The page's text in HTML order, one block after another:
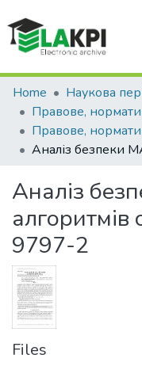
Communities &
All of DSpace
Statistics
Home
Наукова
Аналіз
алгоритмів
9797-2
Files